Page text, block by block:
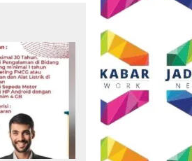
Semangat HUT ke-81 RI, AKP
Adik Agus Putrawan:
Kemerdekaan Harus Dijaga
dengan Integritas dan Perang